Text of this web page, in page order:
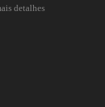
detalhes